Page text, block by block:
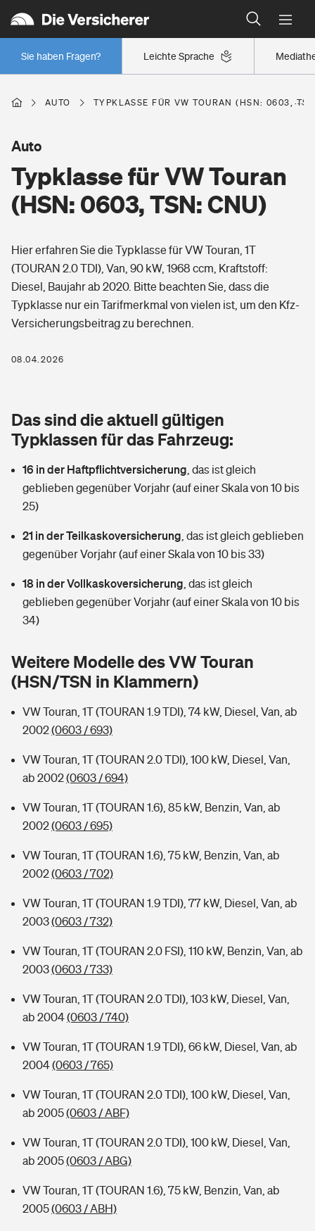
Leichte Sprache
Sie haben Fragen?
Wer versichert was: Jetzt Versicherer finden
Regionalklassen: So ist Ihre Region eingestuft
Wer versichert was: Jetzt Versicherer finden
Berufsunfähigkeitsversicherung
Erwerbsunfähigkeitsversicherung
Grundfähigkeitsversicherung
Arbeitsrechtsschutz
Berufshaftpflichtversicherung
Zur Übersicht
Tools
Wer versichert was: Jetzt Versicherer finden
Sie haben Fragen?
Wohnen
Elementarversicherung
Glasversicherung
Mietkautionsversicherung
Restkreditversicherung
Tools
Hochwasser-Check: Wie gefährdet ist Ihr Haus?
Sie haben Fragen?
Freizeit
Pri­vate Haft­pflicht­
Kinderunfall­ver­si­che­rung
Kinderinvalidität
Hundehalter-Haftpflicht
Handyversicherung
Private Cyberversicherung
Zur Übersicht
Kinderunfall-Check: Mehr Sicherheit für deine Kids
Typklassen: So ist Ihr Auto eingestuft
Sie haben Fragen?
Gesundheit
Private Krankenversicherung
Dread-Disease-Versicherung
Tierkrankenversicherung
Zur Übersicht
Tools
Wer versichert was: Jetzt Versicherer finden
Rentenrechner: Wie viel Geld bekomme ich im Alter?
AUTO TYPKLASSE FÜR VW TOURAN (HSN: 0603,
Typklasse für VW Touran
(HSN: 0603, TSN: CNU)
Auto
Hier erfahren Sie die Typklasse für VW Touran, 1T
(TOURAN 2.0 TDI), Van, 90 kW, 1968 ccm, Kraftstoff:
Diesel, Baujahr ab 2020. Bitte beachten Sie, dass die
Typklasse nur ein Tarifmerkmal von vielen ist, um den Kfz-
Versicherungsbeitrag zu berechnen.
08.04.2026
Das sind die aktuell gültigen
Typklassen für das Fahrzeug:
16 in der Haftpflichtversicherung das ist gleich
geblieben gegenüber Vorjahr (auf einer Skala von 10 bis
25)
21 in der Teilkaskoversicherung das ist gleich geblieben
gegenüber Vorjahr (auf einer Skala von 10 bis 33)
18 in der Vollkaskoversicherung das ist gleich
geblieben gegenüber Vorjahr (auf einer Skala von 10 bis
34)
Weitere Modelle des VW Touran
(HSN/TSN in Klammern)
VW Touran, 1T (TOURAN 1.9 TDI), 74 kW, Diesel, Van, ab
2002(0603 / 693)
VW Touran, 1T (TOURAN 2.0 TDI), 100 kW, Diesel, Van,
ab 2002(0603 / 694)
VW Touran, 1T (TOURAN 1.6), 85 kW, Benzin, Van, ab
2002(0603 / 695)
VW Touran, 1T (TOURAN 1.6), 75 kW, Benzin, Van, ab
2002(0603 / 702)
VW Touran, 1T (TOURAN 1.9 TDI), 77 kW, Diesel, Van, ab
2003(0603 / 732)
VW Touran, 1T (TOURAN 2.0 FSI), 110 kW, Benzin, Van, ab
2003(0603 / 733)
VW Touran, 1T (TOURAN 2.0 TDI), 103 kW, Diesel, Van,
ab 2004(0603 / 740)
VW Touran, 1T (TOURAN 1.9 TDI), 66 kW, Diesel, Van, ab
2004(0603 / 765)
VW Touran, 1T (TOURAN 2.0 TDI), 100 kW, Diesel, Van,
ab 2005(0603 / ABF)
VW Touran, 1T (TOURAN 2.0 TDI), 100 kW, Diesel, Van,
ab 2005(0603 / ABG)
VW Touran, 1T (TOURAN 1.6), 75 kW, Benzin, Van, ab
2005(0603 / ABH)